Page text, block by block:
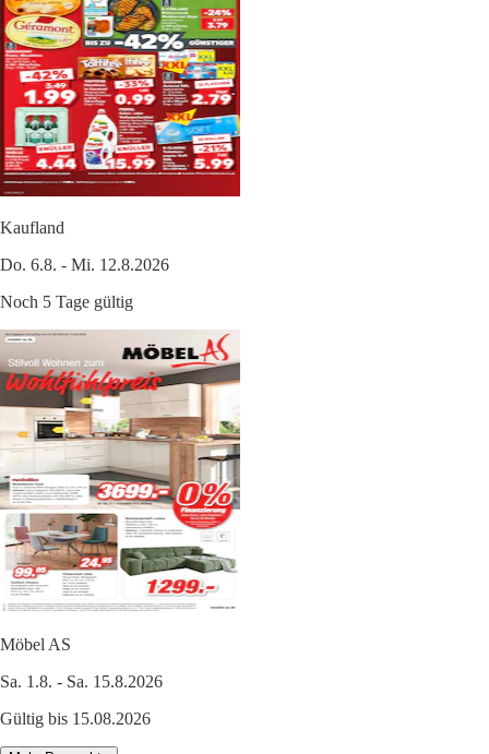
Kaufland
Do. 6.8. - Mi. 12.8.2026
Noch 5 Tage gültig
Möbel AS
Sa. 1.8. - Sa. 15.8.2026
Gültig bis 15.08.2026